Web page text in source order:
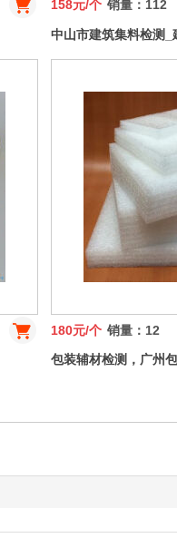
158元/个 销量：112
中山市建筑集料检测_
180元/个 销量：12
包装辅材检测，广州